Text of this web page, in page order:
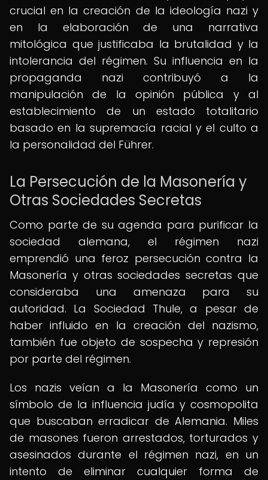
crucial en la creación de la ideología nazi y
en la elaboración de una narrativa
mitológica que justificaba la brutalidad y la
intolerancia del régimen. Su influencia en la
propaganda nazi contribuyó a la
manipulación de la opinión pública y al
establecimiento de un estado totalitario
basado en la supremacía racial y el culto a
la personalidad del Führer.
La Persecución de la Masonería y
Otras Sociedades Secretas
Como parte de su agenda para purificar la
sociedad alemana, el régimen nazi
emprendió una feroz persecución contra la
Masonería y otras sociedades secretas que
consideraba una amenaza para su
autoridad. La Sociedad Thule, a pesar de
haber influido en la creación del nazismo,
también fue objeto de sospecha y represión
por parte del régimen.
Los nazis veían a la Masonería como un
símbolo de la influencia judía y cosmopolita
que buscaban erradicar de Alemania. Miles
de masones fueron arrestados, torturados y
asesinados durante el régimen nazi, en un
intento de eliminar cualquier forma de